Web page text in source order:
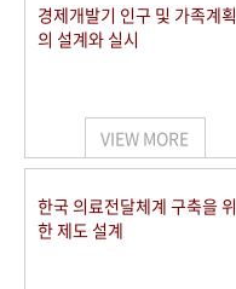
경제개발기 인구 및 가족계획
의 설계와 실시
VIEW MORE
한국 의료전달체계 구축을 위
한 제도 설계